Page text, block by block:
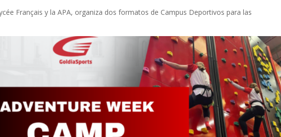
Français y la APA, organiza dos formatos de Campus Deportivos para las